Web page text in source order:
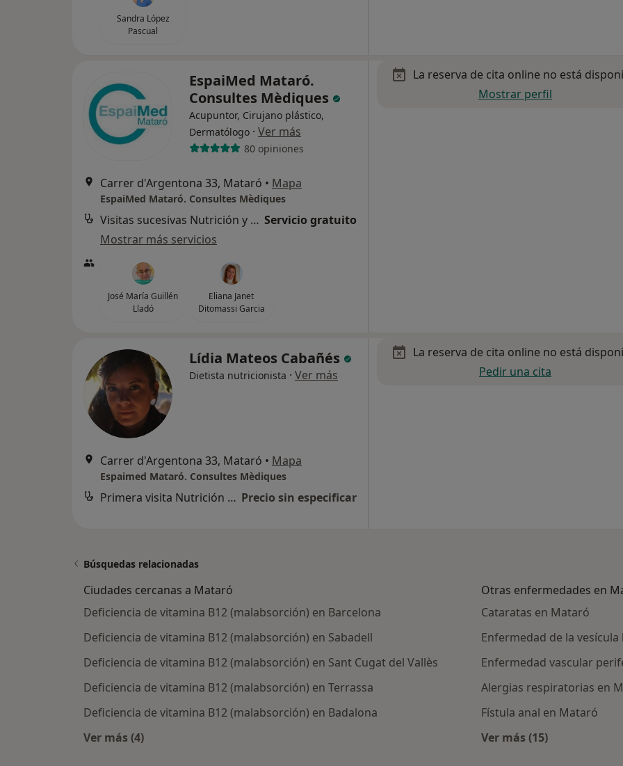
Sandra López
Pascual
EspaiMed Mataró.
Consultes Mèdiques
Acupuntor, Cirujano plástico,
Dermatólogo · Ver más
80 opiniones
Carrer d'Argentona 33, Mataró • Mapa
EspaiMed Mataró. Consultes Mèdiques
Visitas sucesivas Nutrición y Dietética Servicio gratuito
Mostrar más servicios
José María Guillén
Lladó
Eliana Janet
Ditomassi Garcia
La reserva de cita online no está
Mostrar perfil
Lídia Mateos Cabañés
Dietista nutricionista · Ver más
Carrer d'Argentona 33, Mataró • Mapa
Espaimed Mataró. Consultes Mèdiques
Primera visita Nutrición y Dietética Precio sin especificar
La reserva de cita online no está
Pedir una cita
Búsquedas relacionadas
Ciudades cercanas a Mataró
Deficiencia de vitamina B12 (malabsorción) en Barcelona
Deficiencia de vitamina B12 (malabsorción) en Sabadell
Deficiencia de vitamina B12 (malabsorción) en Sant Cugat del Vallès
Deficiencia de vitamina B12 (malabsorción) en Terrassa
Deficiencia de vitamina B12 (malabsorción) en Badalona
Ver más (4)
Otras enfermedades en
Cataratas en Mataró
Enfermedad de la
Enfermedad vascular
Alergias respiratorias en
Fístula anal en Mataró
Ver más (15)